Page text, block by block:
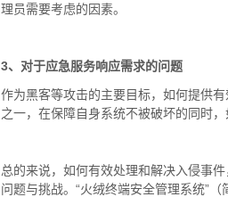
理员需要考虑的因素。
3、对于应急服务响应需求的问题
作为黑客等攻击的主要目标，如何提供
之一，在保障自身系统不被破坏的同时
总的来说，如何有效处理和解决入侵事
问题与挑战。“火绒终端安全管理系统”